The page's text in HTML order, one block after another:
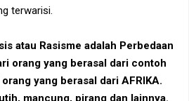
terwarisi.
atau Rasisme adalah Perbedaan
orang yang berasal dari contoh
yang berasal dari AFRIKA.
mancung, pirang dan lainnya.